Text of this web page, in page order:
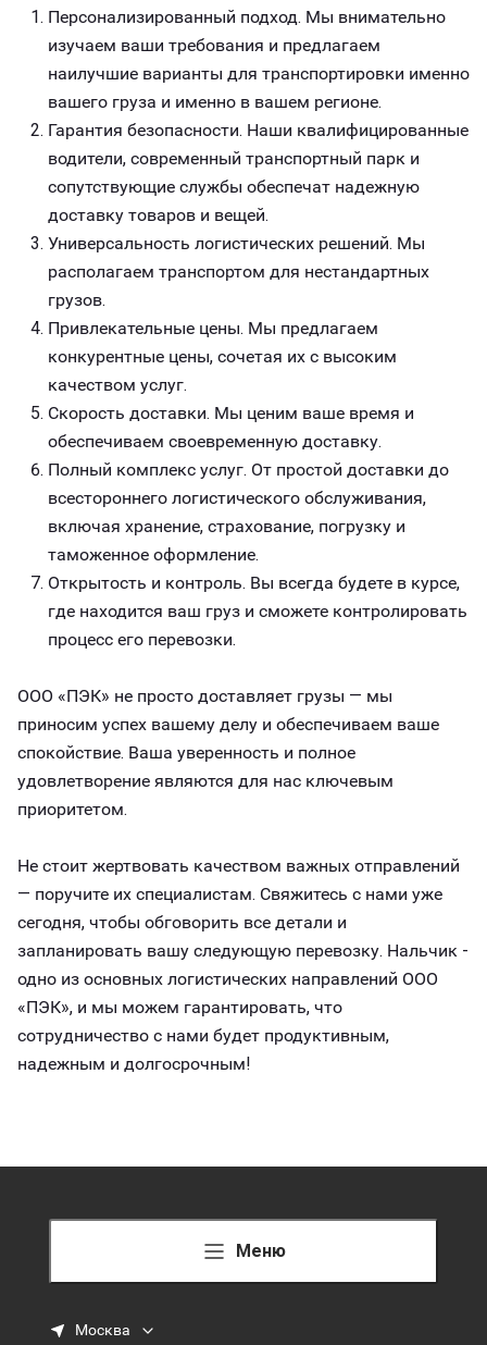
Персонализированный подход. Мы внимательно
изучаем ваши требования и предлагаем
наилучшие варианты для транспортировки именно
вашего груза и именно в вашем регионе.
Гарантия безопасности. Наши квалифицированные
водители, современный транспортный парк и
сопутствующие службы обеспечат надежную
доставку товаров и вещей.
Универсальность логистических решений. Мы
располагаем транспортом для нестандартных
грузов.
Привлекательные цены. Мы предлагаем
конкурентные цены, сочетая их с высоким
качеством услуг.
Скорость доставки. Мы ценим ваше время и
обеспечиваем своевременную доставку.
Полный комплекс услуг. От простой доставки до
всестороннего логистического обслуживания,
включая хранение, страхование, погрузку и
таможенное оформление.
Открытость и контроль. Вы всегда будете в курсе,
где находится ваш груз и сможете контролировать
процесс его перевозки.
ООО «ПЭК» не просто доставляет грузы — мы
приносим успех вашему делу и обеспечиваем ваше
спокойствие. Ваша уверенность и полное
удовлетворение являются для нас ключевым
приоритетом.
Не стоит жертвовать качеством важных отправлений
— поручите их специалистам. Свяжитесь с нами уже
сегодня, чтобы обговорить все детали и
запланировать вашу следующую перевозку. Нальчик -
одно из основных логистических направлений ООО
«ПЭК», и мы можем гарантировать, что
сотрудничество с нами будет продуктивным,
надежным и долгосрочным!
Меню
Москва